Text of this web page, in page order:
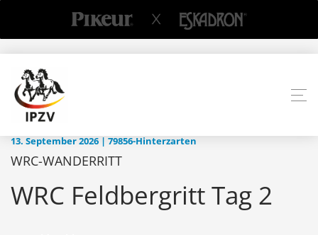
13. September 2026 | 79856-Hinterzarten
WRC-WANDERRITT
WRC Feldbergritt Tag 2